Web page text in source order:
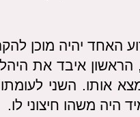
האחד יהיה מוכן
איבד את
אותו. השני
היה משהו חיצוני לו.